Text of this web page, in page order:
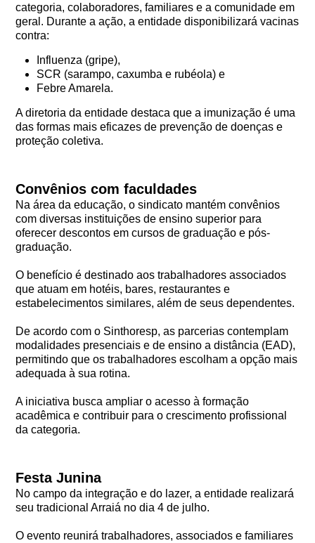
categoria, colaboradores, familiares e a comunidade em
geral. Durante a ação, a entidade disponibilizará vacinas
contra:
Influenza (gripe),
SCR (sarampo, caxumba e rubéola) e
Febre Amarela.
A diretoria da entidade destaca que a imunização é uma
das formas mais eficazes de prevenção de doenças e
proteção coletiva.
Convênios com faculdades
Na área da educação, o sindicato mantém convênios
com diversas instituições de ensino superior para
oferecer descontos em cursos de graduação e pós-
graduação.
O benefício é destinado aos trabalhadores associados
que atuam em hotéis, bares, restaurantes e
estabelecimentos similares, além de seus dependentes.
De acordo com o Sinthoresp, as parcerias contemplam
modalidades presenciais e de ensino a distância (EAD),
permitindo que os trabalhadores escolham a opção mais
adequada à sua rotina.
A iniciativa busca ampliar o acesso à formação
acadêmica e contribuir para o crescimento profissional
da categoria.
Festa Junina
No campo da integração e do lazer, a entidade realizará
seu tradicional Arraiá no dia 4 de julho.
O evento reunirá trabalhadores, associados e familiares